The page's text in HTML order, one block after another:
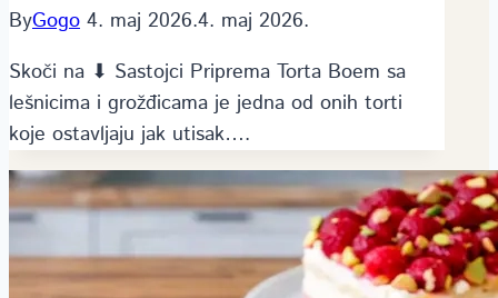
ByGogo 4. maj 2026.4. maj 2026.
Skoči na ⬇ Sastojci Priprema Torta Boem sa
lešnicima i grožđicama je jedna od onih torti
koje ostavljaju jak utisak….